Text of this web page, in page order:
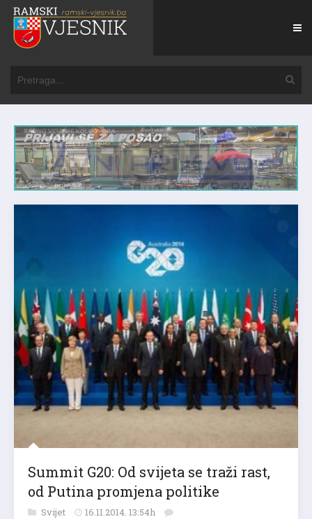
Summit G20: Od svijeta se traži rast,
od Putina promjena politike
Svijet 16.11.2014. 13:54h